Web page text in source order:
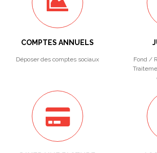
COMPTES ANNUELS
Déposer des comptes sociaux
Fond /